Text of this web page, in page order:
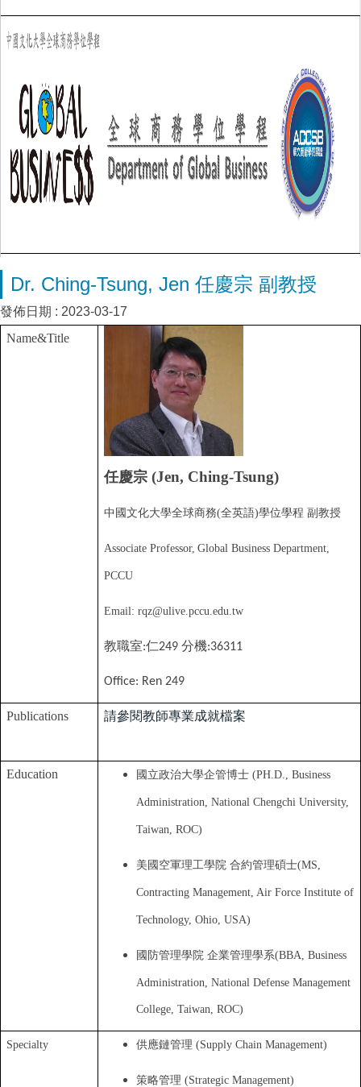
Dr. Ching-Tsung, Jen 任慶宗 副教授
發佈日期 : 2023-03-17
Name&Title
任慶宗 (Jen, Ching-Tsung)
中國文化大學全球商務(全英語)學位學程 副教授
Associate Professor, Global Business Department,
PCCU
Email: rqz@ulive.pccu.edu.tw
教職室:仁249 分機:36311
Office: Ren 249
Publications 請參閱教師專業成就檔案
Education 國立政治大學企管博士 (PH.D., Business
Administration, National Chengchi University,
Taiwan, ROC)
美國 空軍理工學院 合約管理碩士(MS,
Contracting Management, Air Force Institute of
Technology, Ohio, USA)
國防管理學院 企業管理學系(BBA, Business
Administration, National Defense Management
College, Taiwan, ROC)
Specialty 供應鏈管理 (Supply Chain Management)
策略管理 (Strategic Management)